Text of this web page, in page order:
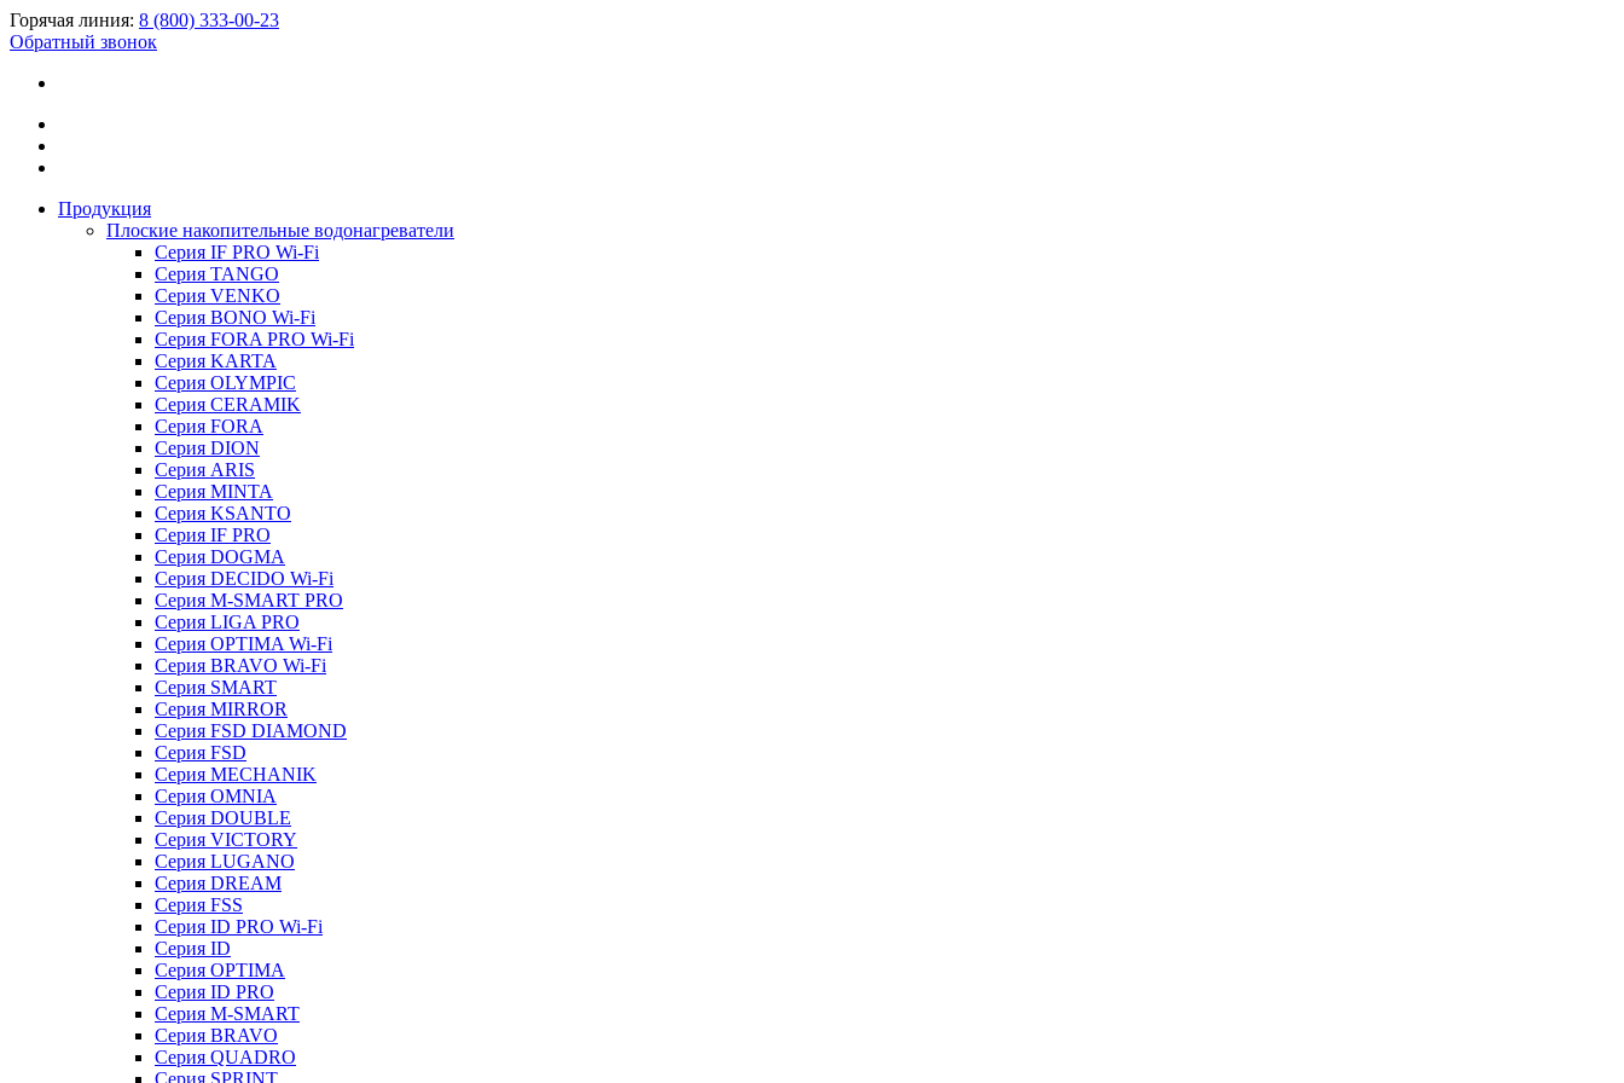
Горячая линия: 8 (800) 333-00-23
Обратный звонок
Продукция
Плоские накопительные водонагреватели
Серия IF PRO Wi-Fi
Серия TANGO
Серия VENKO
Серия BONO Wi-Fi
Серия FORA PRO Wi-Fi
Серия KARTA
Серия OLYMPIC
Серия CERAMIK
Серия FORA
Серия DION
Серия ARIS
Серия MINTA
Серия KSANTO
Серия IF PRO
Серия DOGMA
Серия DECIDO Wi-Fi
Серия M-SMART PRO
Серия LIGA PRO
Серия OPTIMA Wi-Fi
Серия BRAVO Wi-Fi
Серия SMART
Серия MIRROR
Серия FSD DIAMOND
Серия FSD
Серия MECHANIK
Серия OMNIA
Серия DOUBLE
Серия VICTORY
Серия LUGANO
Серия DREAM
Серия FSS
Серия ID PRO Wi-Fi
Серия ID
Серия OPTIMA
Серия ID PRO
Серия M-SMART
Серия BRAVO
Серия QUADRO
Серия SPRINT